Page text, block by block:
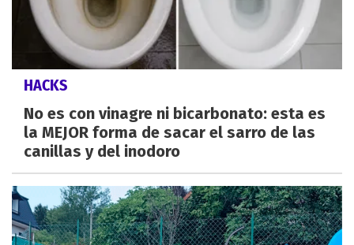
HACKS
No es con vinagre ni bicarbonato: esta es
la MEJOR forma de sacar el sarro de las
canillas y del inodoro